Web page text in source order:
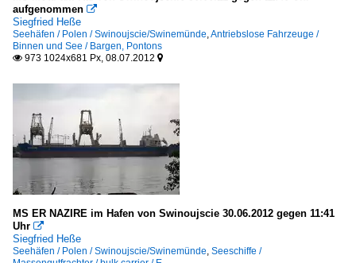
aufgenommen 
Siegfried Heße
Seehäfen / Polen / Swinoujscie/Swinemünde Antriebslose Fahrzeuge /
Binnen und See / Bargen, Pontons
 973 1024x681 Px, 08.07.2012 
MS ER NAZIRE im Hafen von Swinoujscie 30.06.2012 gegen 11:41
Uhr 
Siegfried Heße
Seehäfen / Polen / Swinoujscie/Swinemünde Seeschiffe /